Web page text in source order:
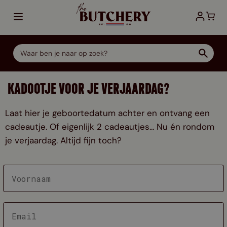
KADOOTJE VOOR JE VERJAARDAG?
Laat hier je geboortedatum achter en ontvang een
cadeautje. Of eigenlijk 2 cadeautjes... Nu én rondom
je verjaardag. Altijd fijn toch?
MEER